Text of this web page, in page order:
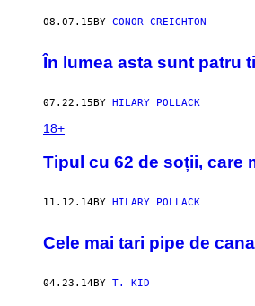
08.07.15 BY CONOR CREIGHTON
În lumea asta sunt patru
07.22.15BY HILARY POLLACK
18+
​Tipul cu 62 de soții, care
11.12.14BY HILARY POLLACK
Cele mai tari pipe de
04.23.14BY T. KID